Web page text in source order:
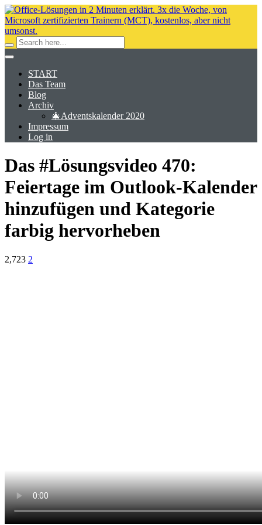
START
Das Team
Blog
Archiv
🎄Adventskalender 2020
Impressum
Log in
Das #Lösungsvideo 470:
Feiertage im Outlook-Kalender
hinzufügen und Kategorie
farbig hervorheben
2,723 2